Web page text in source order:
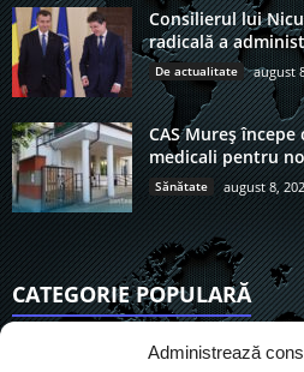
Administrează
Consilierul lui
radicală a
De actualitate august
CAS Mureș
medicali pentru
Sănătate august 8,
CATEGORIE POPULARĂ